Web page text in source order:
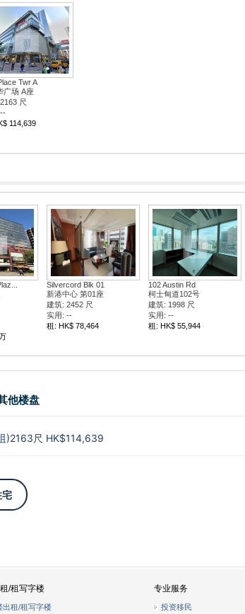
Twr A
广场 A座
尺
114,639
Silvercord Blk 01
新港中心 第01座
建筑: 2452 尺
实用: --
租: HK$ 78,464
102 Austin Rd
柯士甸道102号
建筑: 1998 尺
实用: --
租: HK$ 55,944
他楼盘
)2163尺 HK$114,639
宅
/租写字楼
出租/租写字楼
专业服务
投资移民